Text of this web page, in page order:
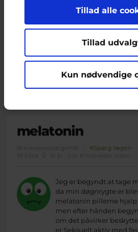
hjemmeside.
Marketing
Tillad alle
Tillad
Kun nødvendige
Nej
melatonin
Brevkassespørgsmål
#Spørg lægen
Af Eliza
16 år · 5 år 6 måneder siden
Jeg er begyndt at tage
da min døgnrygte er
melatonin pillerne hjalp
men efter hånden
om det påvirker
er Seksuelt aktiv med